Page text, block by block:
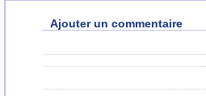
Ajouter un commentaire